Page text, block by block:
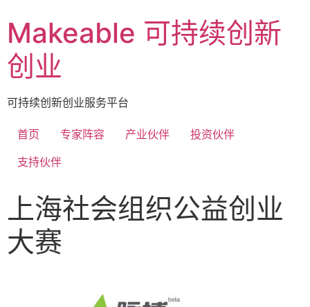
Makeable 可持续创新
创业
可持续创新创业服务平台
首页 专家阵容 产业伙伴
投资伙伴
支持伙伴
上海社会组织公益创业
大赛